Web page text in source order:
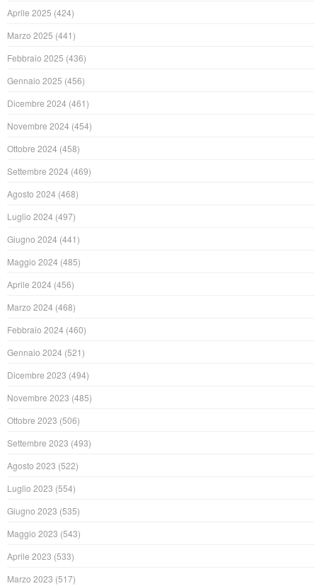
Aprile 2025 (424)
Marzo 2025 (441)
Febbraio 2025 (436)
Gennaio 2025 (456)
Dicembre 2024 (461)
Novembre 2024 (454)
Ottobre 2024 (458)
Settembre 2024 (469)
Agosto 2024 (468)
Luglio 2024 (497)
Giugno 2024 (441)
Maggio 2024 (485)
Aprile 2024 (456)
Marzo 2024 (468)
Febbraio 2024 (460)
Gennaio 2024 (521)
Dicembre 2023 (494)
Novembre 2023 (485)
Ottobre 2023 (506)
Settembre 2023 (493)
Agosto 2023 (522)
Luglio 2023 (554)
Giugno 2023 (535)
Maggio 2023 (543)
Aprile 2023 (533)
Marzo 2023 (517)